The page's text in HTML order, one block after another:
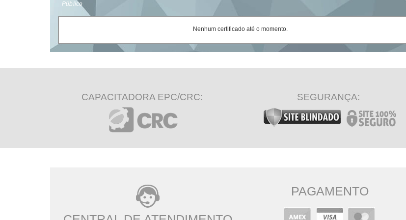
Público
Nenhum certificado até o momento.
CAPACITADORA EPC/CRC: SEGURANÇA:
PAGAMENTO